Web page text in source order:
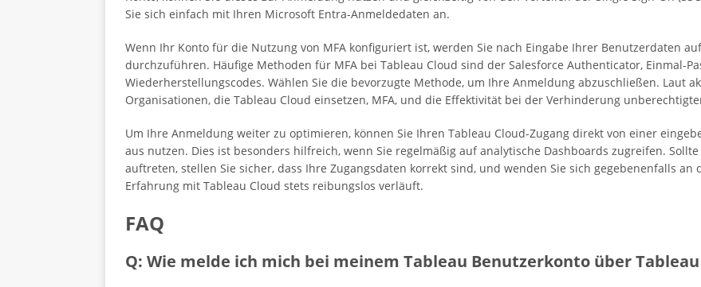
Sie sich einfach mit Ihren Microsoft Entra-Anmeldedaten an.
Wenn Ihr Konto für die Nutzung von MFA konfiguriert ist, werden Sie nach Eingabe Ihrer Benutzerdaten
durchzuführen. Häufige Methoden für MFA bei Tableau Cloud sind der Salesforce Authenticator, Einmal-
Wiederherstellungscodes. Wählen Sie die bevorzugte Methode, um Ihre Anmeldung abzuschließen. Laut
Organisationen, die Tableau Cloud einsetzen, MFA, und die Effektivität bei der Verhinderung
Um Ihre Anmeldung weiter zu optimieren, können Sie Ihren Tableau Cloud-Zugang direkt von einer
aus nutzen. Dies ist besonders hilfreich, wenn Sie regelmäßig auf analytische Dashboards zugreifen.
auftreten, stellen Sie sicher, dass Ihre Zugangsdaten korrekt sind, und wenden Sie sich gegebenenfalls an
Erfahrung mit Tableau Cloud stets reibungslos verläuft.
FAQ
Q: Wie melde ich mich bei meinem Tableau Benutzerkonto über